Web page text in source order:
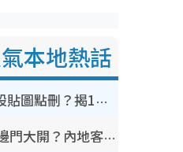
本地熱話
WhatsApp預設貼圖點刪？揭1招「反向操作」還原簡潔介面 附3步實測教學
香港山邊鐵閘邊門大開？內地客困惑意義何在！網民神回覆：呢種叫法理性防禦